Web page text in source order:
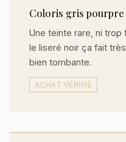
Coloris gris pourpre
Une teinte rare, ni trop
le liseré noir ça fait
bien tombante.
ACHAT VÉRIFIÉ